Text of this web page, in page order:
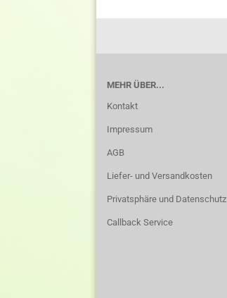
MEHR ÜBER...
Kontakt
Impressum
AGB
Liefer- und Versandkosten
Privatsphäre und Datenschutz
Callback Service